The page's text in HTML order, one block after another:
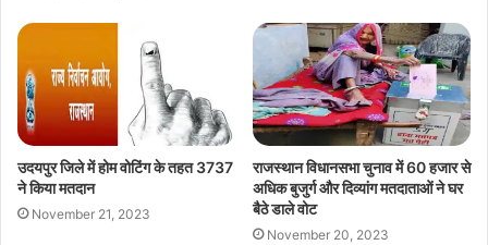
उदयपुर जिले में होम वोटिंग के तहत 3737
ने किया मतदान
November 21, 2023
राजस्थान विधानसभा चुनाव में 60 हजार से
अधिक बुजुर्ग और दिव्यांग मतदाताओं ने घर
बैठे डाले वोट
November 20, 2023